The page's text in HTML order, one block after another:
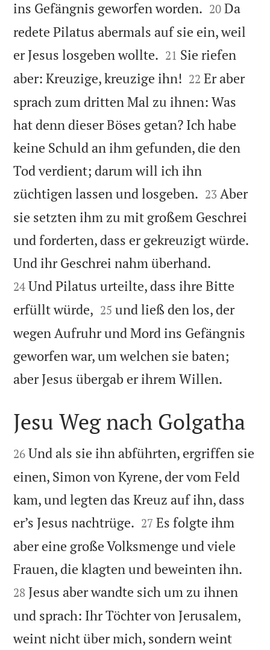
ins Gefängnis geworfen worden. 

20 Da
redete Pilatus abermals auf sie ein, weil
er Jesus losgeben wollte. 

21 Sie riefen
aber: Kreuzige, kreuzige ihn! 

22 Er aber
sprach zum dritten Mal zu ihnen: Was
hat denn dieser Böses getan? Ich habe
keine Schuld an ihm gefunden, die den
Tod verdient; darum will ich ihn
züchtigen lassen und losgeben. 

23 Aber
sie setzten ihm zu mit großem Geschrei
und forderten, dass er gekreuzigt würde.
Und ihr Geschrei nahm überhand.
24 Und Pilatus urteilte, dass ihre Bitte
erfüllt würde, 

25 und ließ den los, der
wegen Aufruhr und Mord ins Gefängnis
geworfen war, um welchen sie baten;
aber Jesus übergab er ihrem Willen.

Jesu Weg nach Golgatha

26 Und als sie ihn abführten, ergriffen sie
einen, Simon von Kyrene, der vom Feld
kam, und legten das Kreuz auf ihn, dass
er’s Jesus nachtrüge. 

27 Es folgte ihm
aber eine große Volksmenge und viele
Frauen, die klagten und beweinten ihn.
28 Jesus aber wandte sich um zu ihnen
und sprach: Ihr Töchter von Jerusalem,
weint nicht über mich, sondern weint